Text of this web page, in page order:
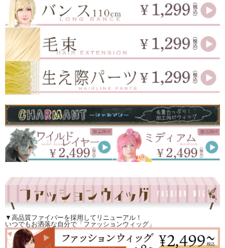
▼高品質ファイバーを採用してリニューアル！
いつでもお洒落な自分で「ファッションウィッグ」